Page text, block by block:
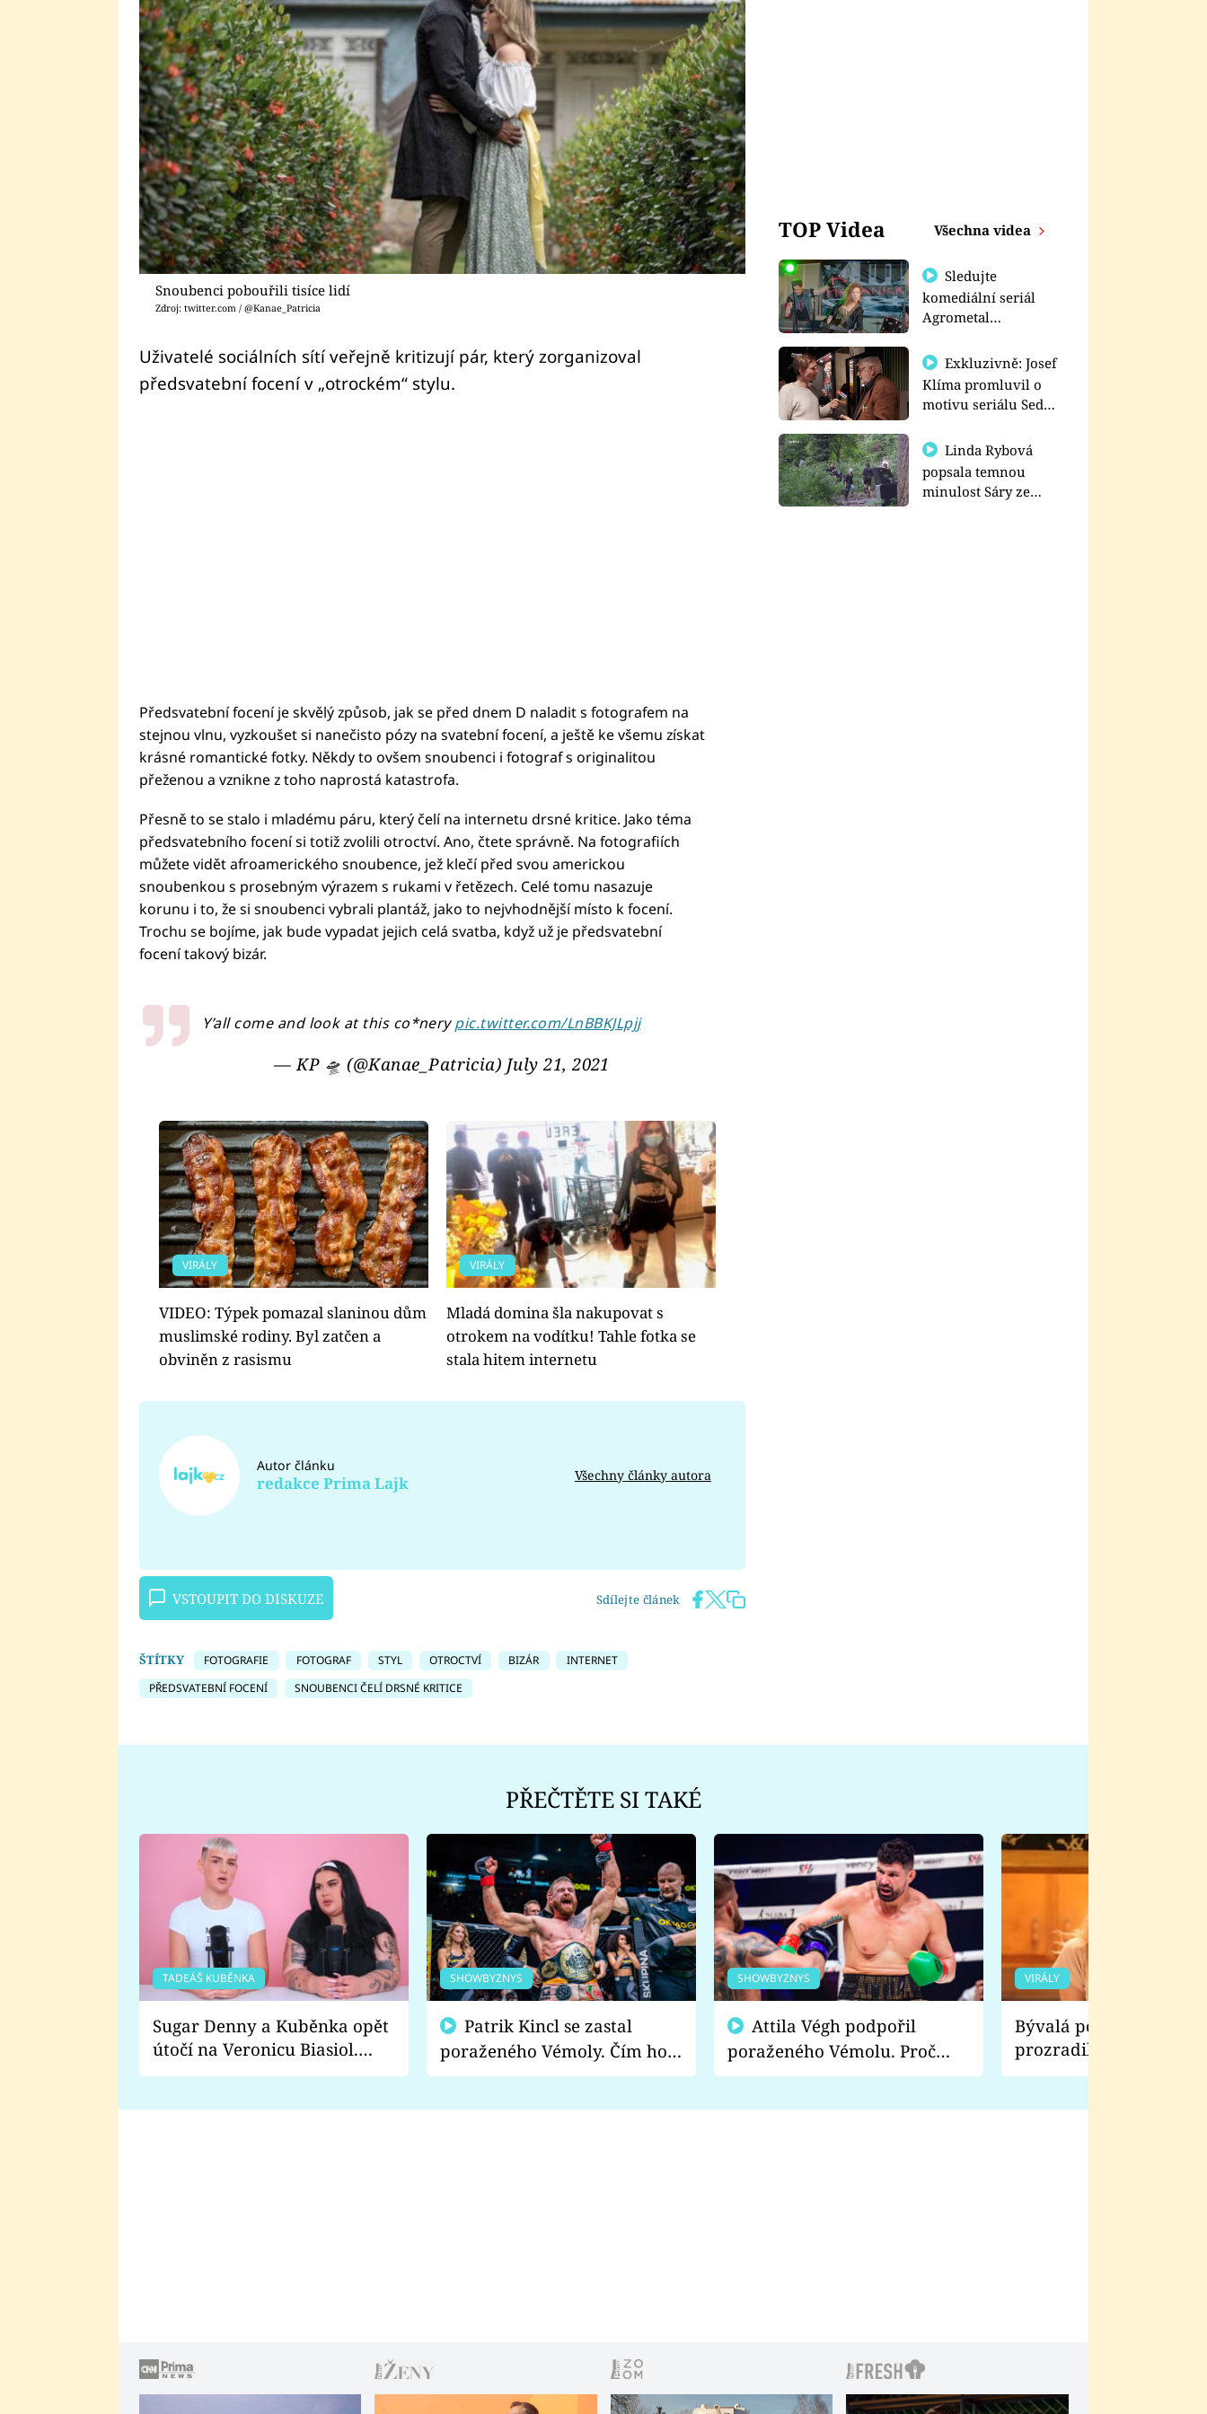
Snoubenci pobouřili tisíce lidí
Zdroj: twitter.com / @Kanae_Patricia
Uživatelé sociálních sítí veřejně kritizují pár, který zorganizoval
předsvatební focení v „otrockém“ stylu.
Předsvatební focení je skvělý způsob, jak se před dnem D naladit s fotografem na
stejnou vlnu, vyzkoušet si nanečisto pózy na svatební focení, a ještě ke všemu získat
krásné romantické fotky. Někdy to ovšem snoubenci i fotograf s originalitou
přeženou a vznikne z toho naprostá katastrofa.
Přesně to se stalo i mladému páru, který čelí na internetu drsné kritice. Jako téma
předsvatebního focení si totiž zvolili otroctví. Ano, čtete správně. Na fotografiích
můžete vidět afroamerického snoubence, jež klečí před svou americkou
snoubenkou s prosebným výrazem s rukami v řetězech. Celé tomu nasazuje
korunu i to, že si snoubenci vybrali plantáž, jako to nejvhodnější místo k focení.
Trochu se bojíme, jak bude vypadat jejich celá svatba, když už je předsvatební
focení takový bizár.
Y’all come and look at this co*nerypic.twitter.com/LnBBKJLpjj
— KP 🛸 (@Kanae_Patricia) July 21, 2021
VIRÁLY
VIDEO: Týpek pomazal slaninou dům
muslimské rodiny. Byl zatčen a
obviněn z rasismu
VIRÁLY
Mladá domina šla nakupovat s
otrokem na vodítku! Tahle fotka se
stala hitem internetu
Autor článku
redakce Prima Lajk Všechny články autora
VSTOUPIT DO DISKUZE Sdílejte článek
ŠTÍTKY FOTOGRAFIE FOTOGRAF STYL OTROCTVÍ BIZÁR
INTERNET
PŘEDSVATEBNÍ FOCENÍ
SNOUBENCI ČELÍ DRSNÉ KRITICE
TOP Videa Všechna videa
Sledujte
komediální seriál
Agrometal
prima+
Exkluzivně: Josef
Klíma promluvil o
motivu seriálu Sedm
Linda Rybová
popsala temnou
minulost Sáry ze
PŘEČTĚTE SI TAKÉ
TADEÁŠ KUBĚNKA
Sugar Denny a Kuběnka opět
útočí na Veronicu Biasiol.
Proč je podle nich falešná a
SHOWBYZNYS
poraženého Vémoly. Čím ho
fanoušci naštvali?
SHOWBYZNYS
poraženého Vémolu. Proč
chce raději zápasit s ním než
VIRÁLY
Bývalá pornoherečka
prozradila, co ji
natáčení Euforie.